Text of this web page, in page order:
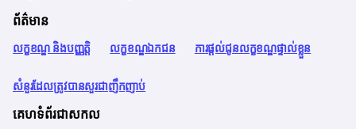
ព័ត៌មាន
លក្ខខណ្ឌ និងបញ្ញត្តិ លក្ខខណ្ឌឯកជន ការផ្តល់ជូនលក្ខខណ្ឌផ្ទាល់ខ្លួន
សំនួរដែលត្រូវបានសួរជាញឹកញាប់
គេហទំព័រជាសកល